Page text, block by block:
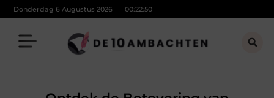
Donderdag 6 Augustus 2026 00:22:52